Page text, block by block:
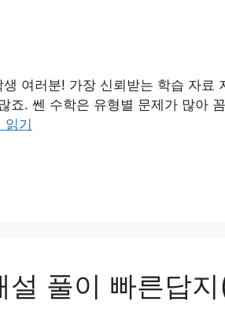
여러분! 가장 신뢰받는 학습 자료
죠. 쎈 수학은 유형별 문제가 많아
읽기
풀이 빠른답